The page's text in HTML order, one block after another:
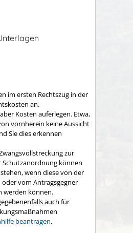
im ersten Rechtszug in der
an.
Kosten auferlegen. Etwa,
vornherein keine Aussicht
Sie dies erkennen
zur
Schutzanordnung können
wenn diese von der
vom Antragsgegner
werden können.
auch für
beantragen.